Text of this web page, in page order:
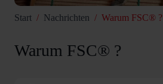
Start / Nachrichten / Warum FSC® ?
Warum FSC® ?